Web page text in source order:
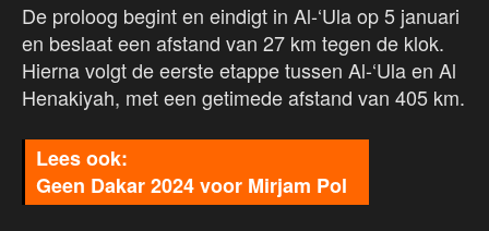
De proloog begint en eindigt in Al-‘Ula op 5 januari
en beslaat een afstand van 27 km tegen de klok.
Hierna volgt de eerste etappe tussen Al-‘Ula en Al
Henakiyah, met een getimede afstand van 405 km.
Geen Dakar 2024 voor Mirjam Pol